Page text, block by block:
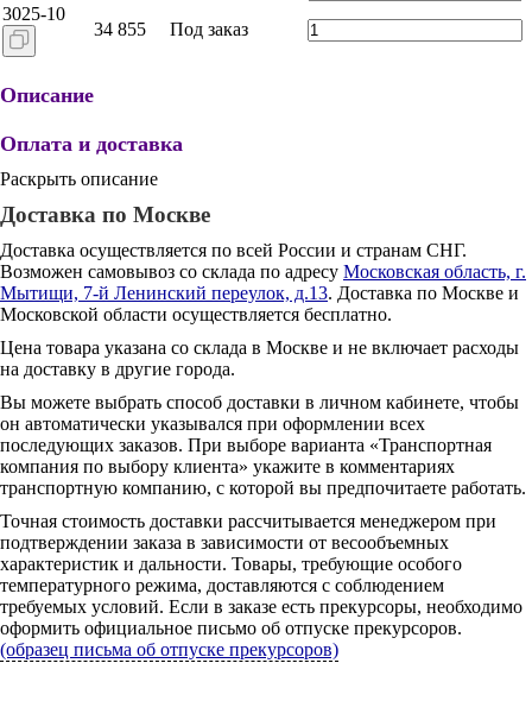
3025-10
34 855 Под заказ
Описание
Оплата и доставка
Раскрыть описание
Доставка по Москве
Доставка осуществляется по всей России и странам СНГ.
Возможен самовывоз со склада по адресу Московская область, г.
Мытищи, 7-й Ленинский переулок, д.13. Доставка по Москве и
Московской области осуществляется бесплатно.
Цена товара указана со склада в Москве и не включает расходы
на доставку в другие города.
Вы можете выбрать способ доставки в личном кабинете, чтобы
он автоматически указывался при оформлении всех
последующих заказов. При выборе варианта «Транспортная
компания по выбору клиента» укажите в комментариях
транспортную компанию, с которой вы предпочитаете работать.
Точная стоимость доставки рассчитывается менеджером при
подтверждении заказа в зависимости от весообъемных
характеристик и дальности. Товары, требующие особого
температурного режима, доставляются с соблюдением
требуемых условий. Если в заказе есть прекурсоры, необходимо
оформить официальное письмо об отпуске прекурсоров.
(образец письма об отпуске прекурсоров)